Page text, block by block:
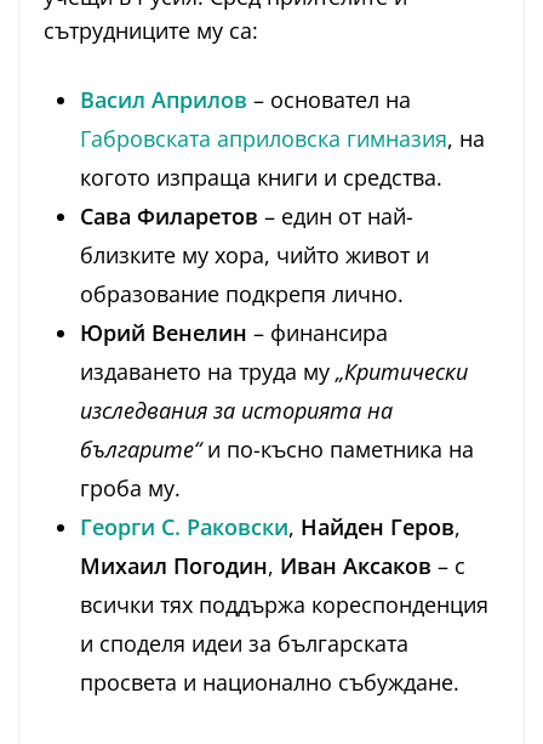
сътрудниците му са:
Васил Априлов – основател на
Габровската априловска гимназия, на
когото изпраща книги и средства.
Сава Филаретов – един от най-
близките му хора, чийто живот и
образование подкрепя лично.
Юрий Венелин – финансира
издаването на труда му „Критически
изследвания за историята на
българите“и по-късно паметника на
гроба му.
Георги С. Раковски, Найден Геров,
Михаил Погодин, Иван Аксаков – с
всички тях поддържа кореспонденция
и споделя идеи за българската
просвета и национално събуждане.